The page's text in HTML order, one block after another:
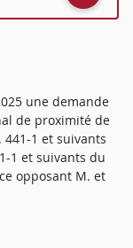
une demande
de proximité de
1 et suivants
1 et suivants du
opposant M. et